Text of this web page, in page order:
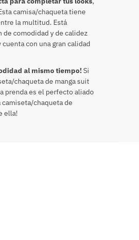
camisa/chaqueta tiene
la multitud. Está
comodidad y de calidez
cuenta con una gran calidad
al mismo tiempo!Si
chaqueta de manga suit
prenda es el perfecto aliado
chaqueta de
ella!